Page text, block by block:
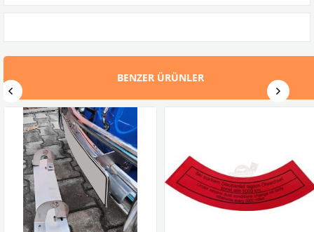
BENZER ÜRÜNLER